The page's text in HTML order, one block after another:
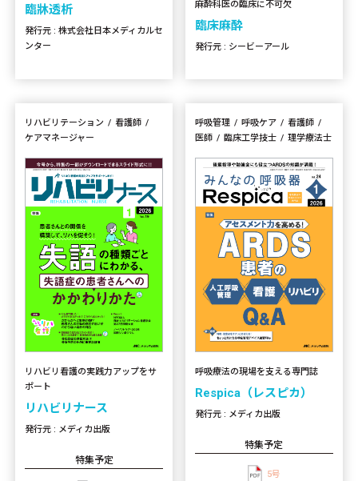
臨牀透析
発行元 : 株式会社日本メディカルセ
ンター
麻酔科医の臨床に不可欠
臨床麻酔
発行元 : シービーアール
リハビリテーション
看護師
ケアマネージャー
リハビリ看護の実践力アップをサ
ポート
リハビリナース
発行元 : メディカ出版
特集予定
呼吸管理 呼吸ケア
看護師
医師
臨床工学技士 理学療法士
呼吸療法の現場を支える専門誌
Respica（レスピカ）
発行元 : メディカ出版
特集予定
5号